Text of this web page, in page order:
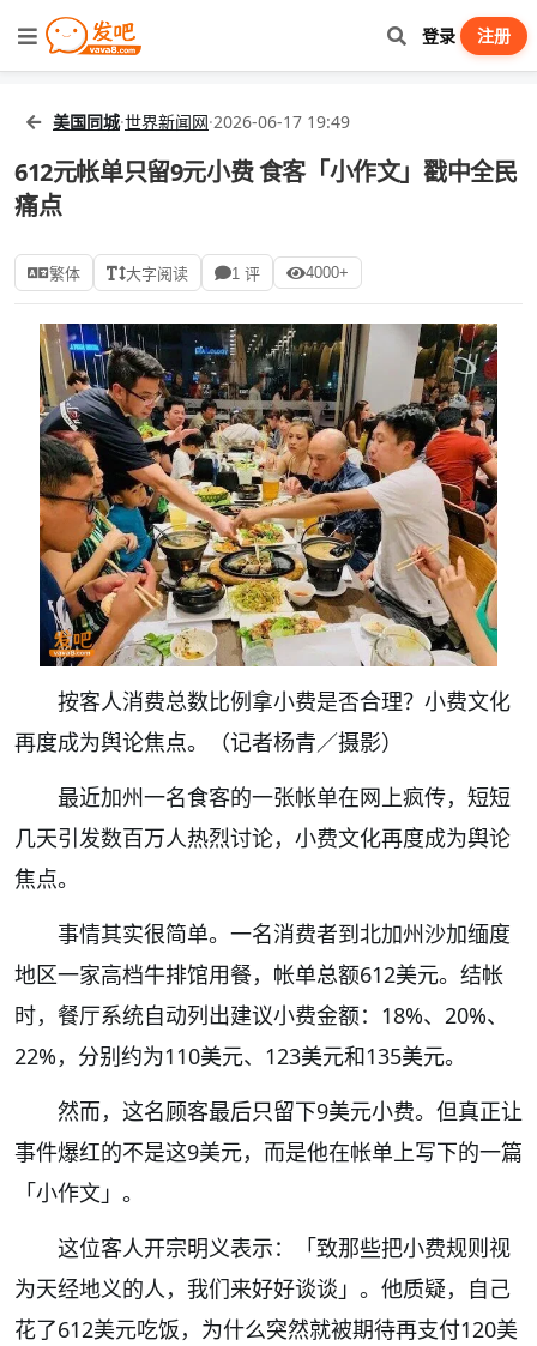
登录 注册
美国同城·世界新闻网·2026-06-17 19:49
612元帐单只留9元小费 食客「小作文」戳中全民
痛点
繁体 大字阅读 1 评 4000+
按客人消费总数比例拿小费是否合理？小费文化
再度成为舆论焦点。（记者杨青／摄影）
最近加州一名食客的一张帐单在网上疯传，短短
几天引发数百万人热烈讨论，小费文化再度成为舆论
焦点。
事情其实很简单。一名消费者到北加州沙加缅度
地区一家高档牛排馆用餐，帐单总额612美元。结帐
时，餐厅系统自动列出建议小费金额：18%、20%、
22%，分别约为110美元、123美元和135美元。
然而，这名顾客最后只留下9美元小费。但真正让
事件爆红的不是这9美元，而是他在帐单上写下的一篇
「小作文」。
这位客人开宗明义表示：「致那些把小费规则视
为天经地义的人，我们来好好谈谈」。他质疑，自己
花了612美元吃饭，为什么突然就被期待再支付120美